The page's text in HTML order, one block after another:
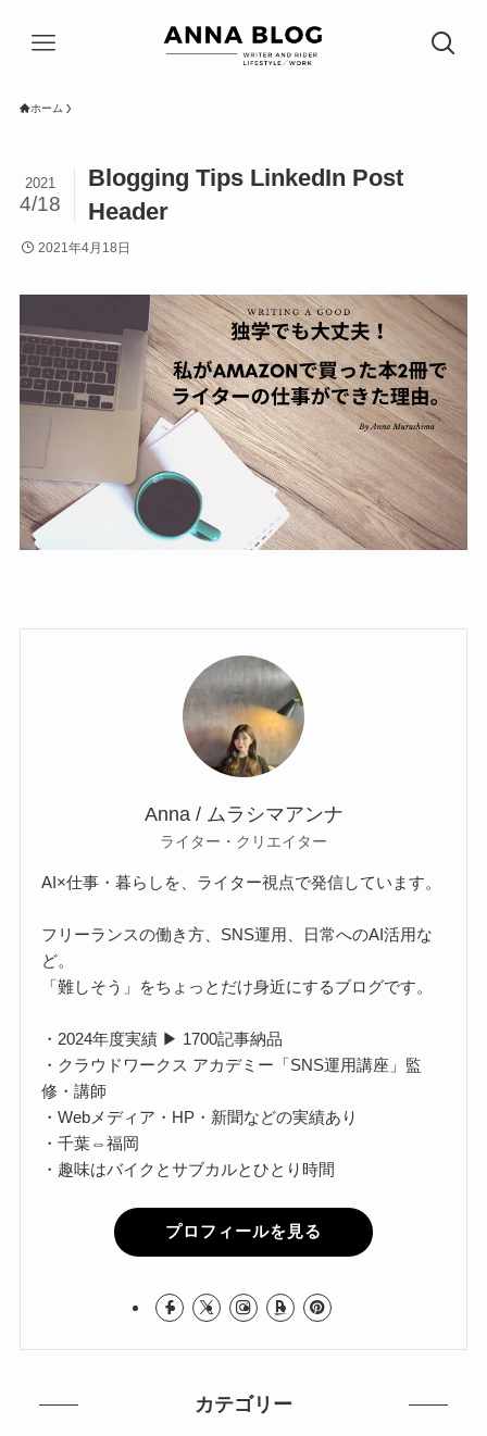
ホーム
Blogging Tips LinkedIn Post
Header
2021
4/18
2021年4月18日
Anna / ムラシマアンナ
ライター・クリエイター
AI×仕事・暮らしを、ライター視点で発信しています。
フリーランスの働き方、SNS運用、日常へのAI活用な
ど。
「難しそう」をちょっとだけ身近にするブログです。
・2024年度実績 ▶ 1700記事納品
・クラウドワークス アカデミー「SNS運用講座」監
修・講師
・Webメディア・HP・新聞などの実績あり
・千葉⇔福岡
・趣味はバイクとサブカルとひとり時間
プロフィールを見る
カテゴリー